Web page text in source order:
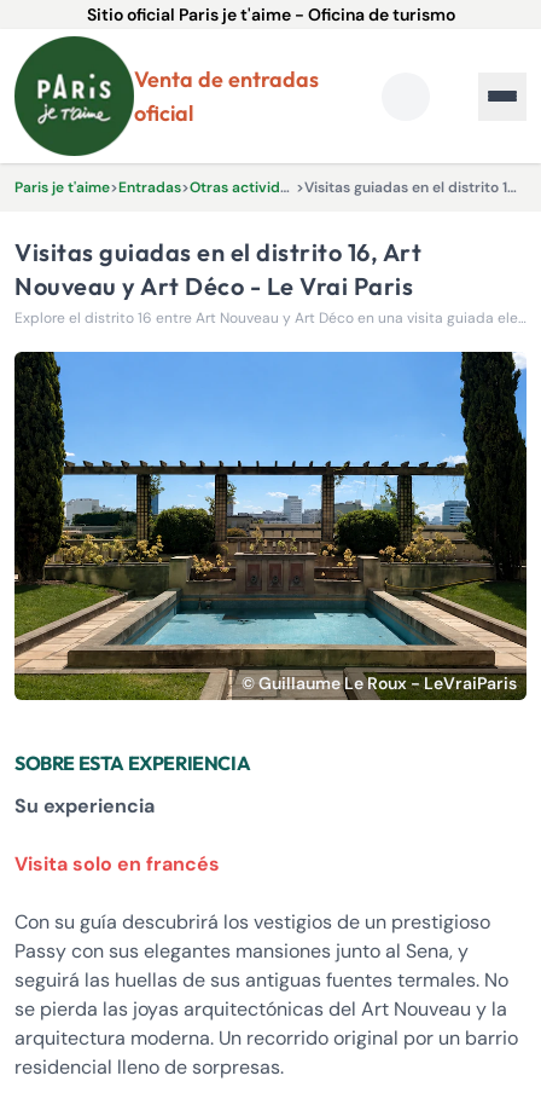
Sitio oficial Paris je t'aime - Oficina de turismo
Venta de entradas
oficial
Paris je t'aime>Entradas> Otras actividades y experiencias. > Visitas guiadas en el distrito 16, Art Nouveau y Art Déco - Le Vrai Paris
Visitas guiadas en el distrito 16, Art
Nouveau y Art Déco - Le Vrai Paris
Explore el distrito 16 entre Art Nouveau y Art Déco en una visita guiada elegante y arquitectónica.
© Guillaume Le Roux - LeVraiParis
SOBRE ESTA EXPERIENCIA
Su experiencia
Visita solo en francés
Con su guía descubrirá los vestigios de un prestigioso
Passy con sus elegantes mansiones junto al Sena, y
seguirá las huellas de sus antiguas fuentes termales. No
se pierda las joyas arquitectónicas del Art Nouveau y la
arquitectura moderna. Un recorrido original por un barrio
residencial lleno de sorpresas.